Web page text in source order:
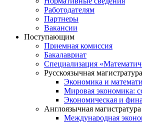
Работодателям
Партнеры
Вакансии
Поступающим
Приемная комиссия
Бакалавриат
Специализация
Русскоязычная магистратура
Экономика и
Мировая экономика:
Экономическая и
Англоязычная магистратура
Международная